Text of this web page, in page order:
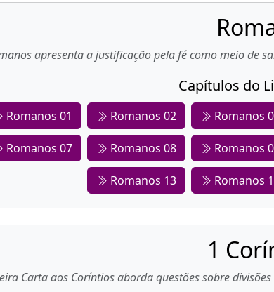
apresenta a justificação pela fé como meio de
Capítulos do
Romanos 01 Romanos 02 Romanos
Romanos 07 Romanos 08 Romanos
Romanos 13 Romanos
1
Carta aos Coríntios aborda questões sobre